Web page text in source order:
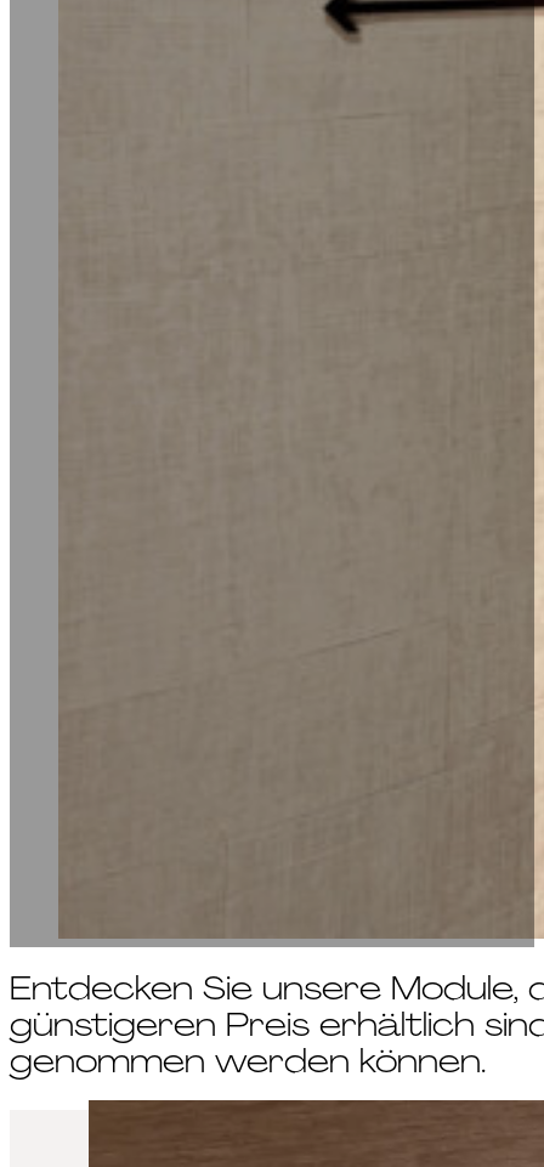
Entdecken Sie unsere
günstigeren Preis erhältlich
genommen werden können.